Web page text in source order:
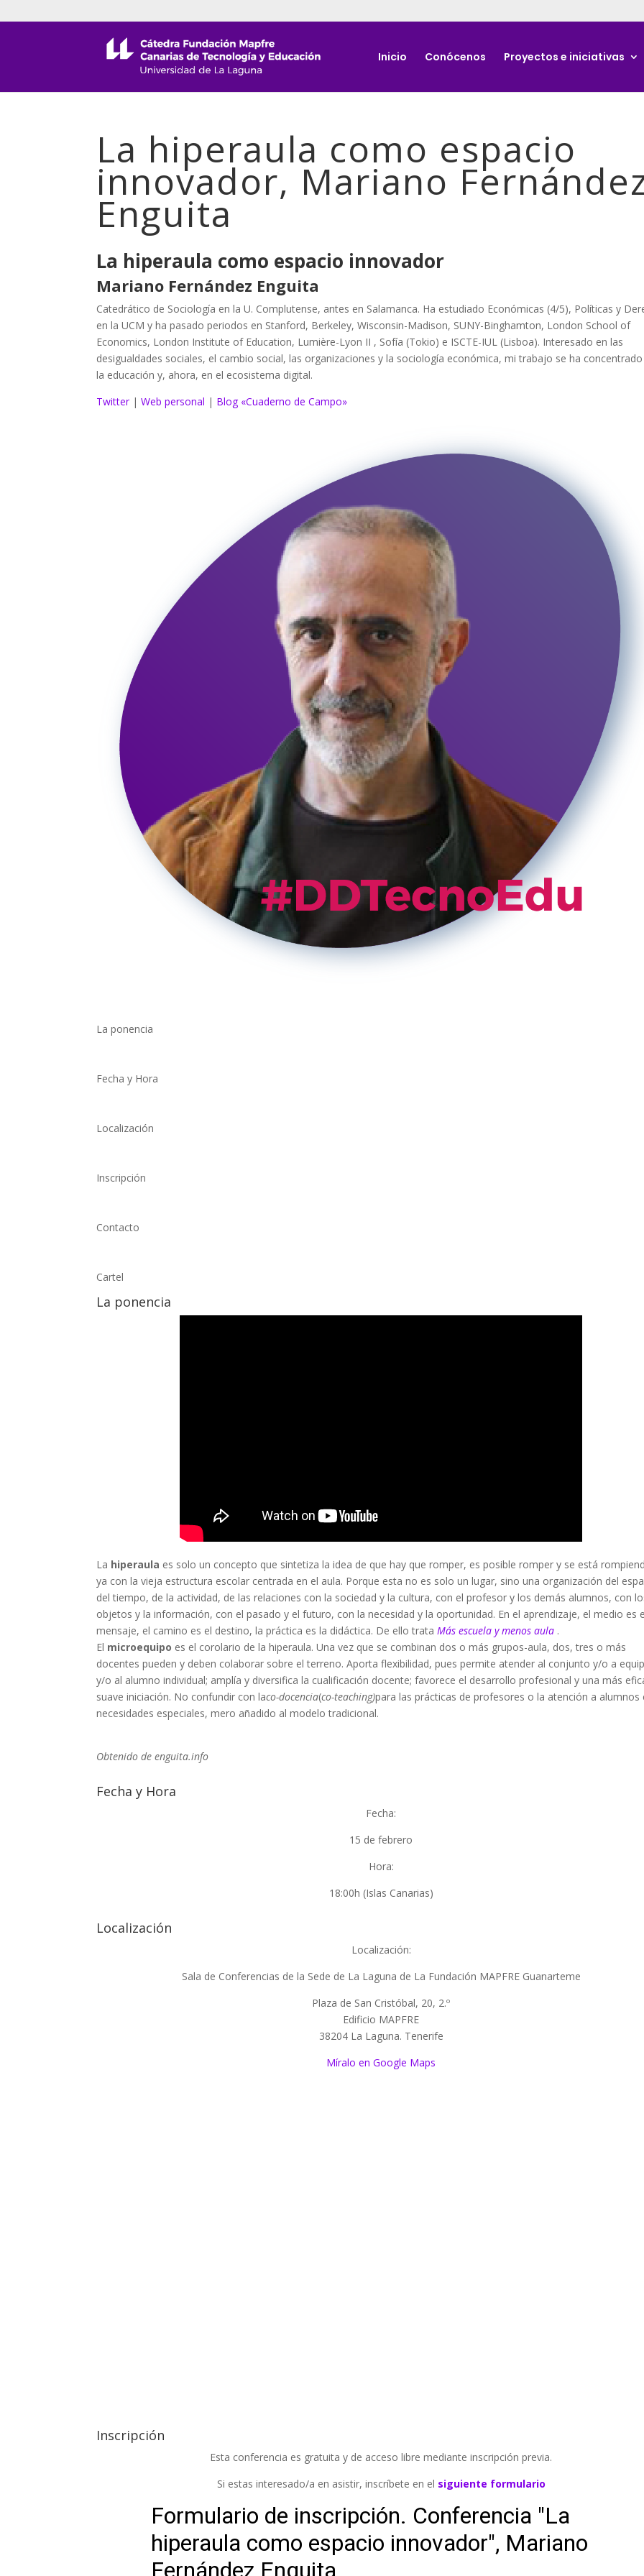
Inicio Conócenos Proyectos e iniciativas
La hiperaula como espacio
innovador, Mariano
Enguita
La hiperaula como espacio innovador
Mariano Fernández Enguita
Catedrático de Sociología en la U. Complutense, antes en Salamanca. Ha estudiado Económicas (4/5), Políticas y
en la UCM y ha pasado periodos en Stanford, Berkeley, Wisconsin-Madison, SUNY-Binghamton, London School of
Economics, London Institute of Education, Lumière-Lyon II , Sofía (Tokio) e ISCTE-IUL (Lisboa). Interesado en las
desigualdades sociales, el cambio social, las organizaciones y la sociología económica, mi trabajo se ha
la educación y, ahora, en el ecosistema digital.
Twitter|Web personal | Blog «Cuaderno de Campo»
La ponencia
Fecha y Hora
Localización
Inscripción
Contacto
Cartel
La ponencia
La hiperaula es solo un concepto que sintetiza la idea de que hay que romper, es posible romper y se está
ya con la vieja estructura escolar centrada en el aula. Porque esta no es solo un lugar, sino una organización del
del tiempo, de la actividad, de las relaciones con la sociedad y la cultura, con el profesor y los demás alumnos, con
objetos y la información, con el pasado y el futuro, con la necesidad y la oportunidad. En el aprendizaje, el medio es
mensaje, el camino es el destino, la práctica es la didáctica. De ello trata Más escuela y menos aula .
El microequipo es el corolario de la hiperaula. Una vez que se combinan dos o más grupos-aula, dos, tres o más
docentes pueden y deben colaborar sobre el terreno. Aporta flexibilidad, pues permite atender al conjunto y/o a
y/o al alumno individual; amplía y diversifica la cualificación docente; favorece el desarrollo profesional y una más
suave iniciación. No confundir con laco-docencia(co-teaching)para las prácticas de profesores o la atención a alumnos
necesidades especiales, mero añadido al modelo tradicional.
Obtenido de enguita.info
Fecha y Hora
Fecha:
15 de febrero
Hora:
18:00h (Islas Canarias)
Localización
Localización:
Sala de Conferencias de la Sede de La Laguna de La Fundación MAPFRE Guanarteme
Plaza de San Cristóbal, 20, 2.º
Edificio MAPFRE
38204 La Laguna. Tenerife
Míralo en Google Maps
Inscripción
Esta conferencia es gratuita y de acceso libre mediante inscripción previa.
Si estas interesado/a en asistir, inscríbete en el siguiente formulario